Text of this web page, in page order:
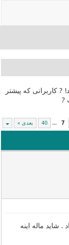
کاربرانی که پیشتر
?
7
...
40 بعدی »
. شاید ماله اینه